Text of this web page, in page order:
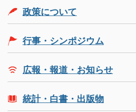
政策について
行事・シンポジウム
広報・報道・お知らせ
統計・白書・出版物